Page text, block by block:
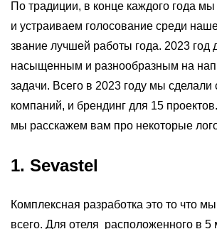
По традиции, в конце каждого года
и устраиваем голосование среди
звание лучшей работы года. 2023 год
насыщенным и разнообразным на
задачи. Всего в 2023 году мы сделали
компаний, и брендинг для 15
мы расскажем вам про некоторые
1. Sevastel
Комплексная разработка это то что
всего. Для отеля расположенного в 5